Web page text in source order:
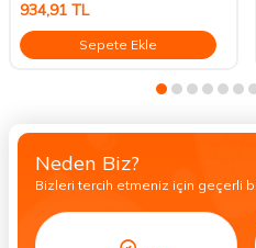
934,91 TL
Sepete Ekle
Neden Biz?
Bizleri tercih etmeniz için geçerli